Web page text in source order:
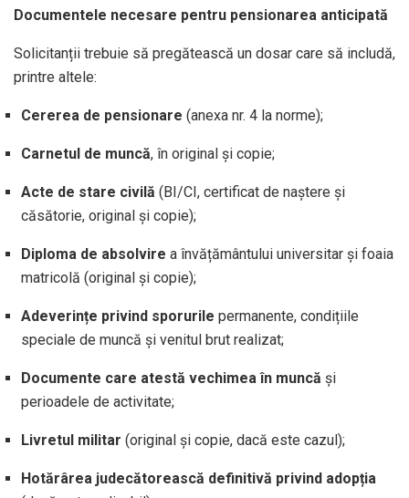
Documentele necesare pentru pensionarea anticipată
Solicitanții trebuie să pregătească un dosar care să includă,
printre altele:
Cererea de pensionare (anexa nr. 4 la norme);
Carnetul de muncă, în original și copie;
Acte de stare civilă (BI/CI, certificat de naștere și
căsătorie, original și copie);
Diploma de absolvire a învățământului universitar și foaia
matricolă (original și copie);
Adeverințe privind sporurile permanente, condițiile
speciale de muncă și venitul brut realizat;
Documente care atestă vechimea în muncă și
perioadele de activitate;
Livretul militar (original și copie, dacă este cazul);
Hotărârea judecătorească definitivă privind adopția